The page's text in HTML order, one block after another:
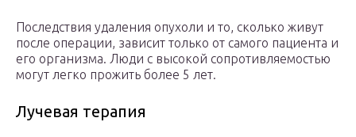
Последствия удаления опухоли и то, сколько живут
после операции, зависит только от самого пациента и
его организма. Люди с высокой сопротивляемостью
могут легко прожить более 5 лет.
Лучевая терапия